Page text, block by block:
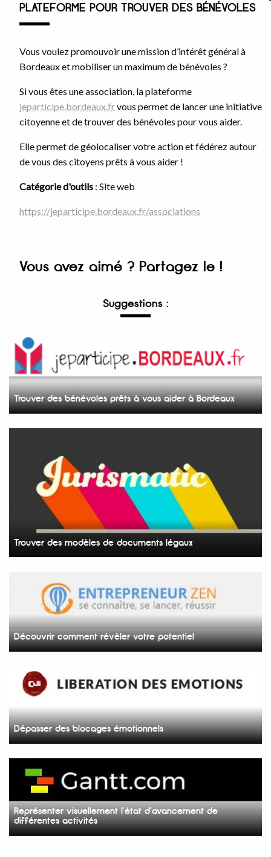
PLATEFORME POUR TROUVER DES BÉNÉVOLES
Vous voulez promouvoir une mission d’intérêt général à
Bordeaux et mobiliser un maximum de bénévoles ?
Si vous êtes une association, la plateforme
jeparticipe.bordeaux.frvous permet de lancer une initiative
citoyenne et de trouver des bénévoles pour vous aider.
Elle permet de géolocaliser votre action et fédérez autour
de vous des citoyens prêts à vous aider !
Catégorie d'outils : Site web
https://jeparticipe.bordeaux.fr/associations
Vous avez aimé ? Partagez le !
Suggestions :
Trouver des bénévoles prêts à vous aider à Bordeaux
Trouver des modèles de documents légaux
Découvrir comment révèler votre potentiel
Dépasser des blocages émotionnels
Représenter visuellement l'état d'avancement de
différentes activités